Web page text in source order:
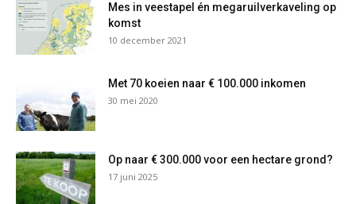
Mes in veestapel én megaruilverkaveling op
komst
10 december 2021
Met 70 koeien naar € 100.000 inkomen
30 mei 2020
Op naar € 300.000 voor een hectare grond?
17 juni 2025